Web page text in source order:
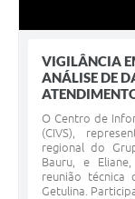
VIGILÂNCIA
ANÁLISE DE
O Centro de
(CIVS),
regional do
Bauru, e
reunião técnica
Getulina.